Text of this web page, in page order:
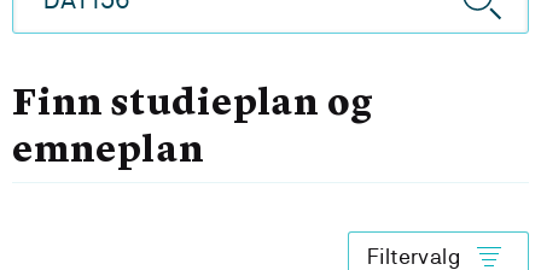
Finn studieplan og
emneplan
Filtervalg